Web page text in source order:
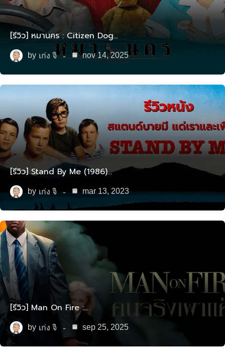
[รีวิว] หมานคร : Citizen Dog…
by เก่ง จิ nov 14, 2025
[รีวิว] Stand By Me (1986)…
by เก่ง จิ mar 13, 2023
[รีวิว] Man On Fire :…
by เก่ง จิ sep 25, 2025